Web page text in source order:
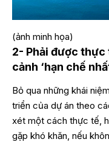
(ảnh minh họa)
2- Phải được
cảnh ‘hạn chế
Bỏ qua những khái
triển của dự án theo
xét một cách thực tế,
gặp khó khăn, nếu